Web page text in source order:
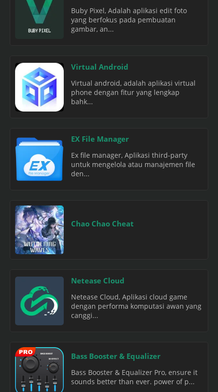
Buby Pixel, Adalah aplikasi edit foto
yang berfokus pada pembuatan
gambar, an...
Virtual Android
Virtual android, adalah aplikasi virtual
phone dengan fitur yang lengkap
bahk...
EX File Manager
Ex file manager, Aplikasi third-party
untuk mengelola atau manajemen file
den...
Chao Chao Cheat
Netease Cloud
Netease Cloud, Aplikasi cloud game
dengan performa komputasi awan yang
canggi...
Bass Booster & Equalizer
Bass Booster & Equalizer Pro, ensure it
sounds better than ever. power of p...